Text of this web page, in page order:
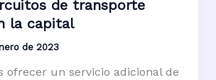
de transporte
la capital
de 2023
ofrecer un servicio adicional de